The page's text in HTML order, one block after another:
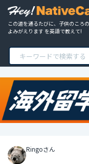
この道を通るたびに、子供のころ
よみがえります を英語で教えて!
Ringoさん